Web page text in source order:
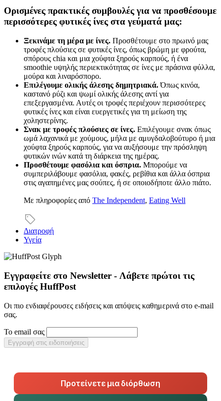
Ορισμένες πρακτικές συμβουλές για να προσθέσουμε
περισσότερες φυτικές ίνες στα γεύματά μας:
Ξεκινάμε τη μέρα με ίνες. Προσθέτουμε στο πρωινό μας
τροφές πλούσιες σε φυτικές ίνες, όπως βρώμη με φρούτα,
σπόρους chia και μια χούφτα ξηρούς καρπούς, ή ένα
smoothie υψηλής περιεκτικότητας σε ίνες με πράσινα φύλλα,
μούρα και λιναρόσπορο.
Επιλέγουμε ολικής άλεσης δημητριακά.Όπως κινόα,
καστανό ρύζι και ψωμί ολικής άλεσης αντί για
επεξεργασμένα. Αυτές οι τροφές περιέχουν περισσότερες
φυτικές ίνες και είναι ευεργετικές για τη μείωση της
χοληστερίνης.
Σνακ με τροφές πλούσιες σε ίνες. Επιλέγουμε σνακ όπως
ωμά λαχανικά με χούμους, μήλα με αμυγδαλοβούτυρο ή μια
χούφτα ξηρούς καρπούς, για να αυξήσουμε την πρόσληψη
φυτικών ινών κατά τη διάρκεια της ημέρας.
Προσθέτουμε φασόλια και όσπρια. Μπορούμε να
συμπεριλάβουμε φασόλια, φακές, ρεβίθια και άλλα όσπρια
στις αγαπημένες μας σούπες, ή σε οποιοδήποτε άλλο πιάτο.
Με πληροφορίες από The Independent, Eating Well
Διατροφή
Υγεία
Εγγραφείτε στο Newsletter - Λάβετε πρώτοι τις
επιλογές HuffPost
Οι πιο ενδιαφέρουσες ειδήσεις και απόψεις καθημερινά στο e-mail
σας.
Το email σας
Εγγραφή στις ειδοποιήσεις
Προτείνετε μια διόρθωση